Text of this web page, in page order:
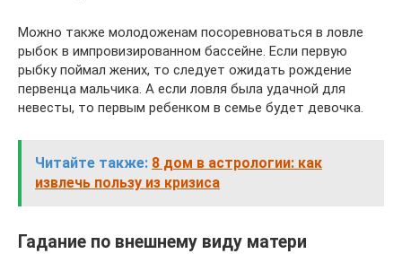
Можно также молодоженам посоревноваться в ловле
рыбок в импровизированном бассейне. Если первую
рыбку поймал жених, то следует ожидать рождение
первенца мальчика. А если ловля была удачной для
невесты, то первым ребенком в семье будет девочка.
Читайте также: 8 дом в астрологии: как
извлечь пользу из кризиса
Гадание по внешнему виду матери